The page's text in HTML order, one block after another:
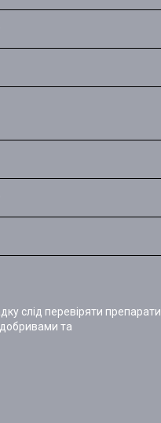
слід перевіряти препарати
та